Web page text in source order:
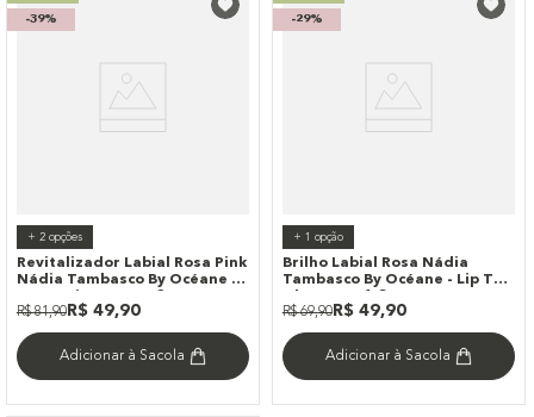
-39%
+ 2opções
Revitalizador Labial Rosa Pink
Nádia Tambasco By Océane -
R$ 81,90R$ 49,90
Adicionar à Sacola
-29%
+ 1 opção
Brilho Labial Rosa Nádia
Tambasco By Océane - Lip To
R$ 69,90R$ 49,90
Adicionar à Sacola